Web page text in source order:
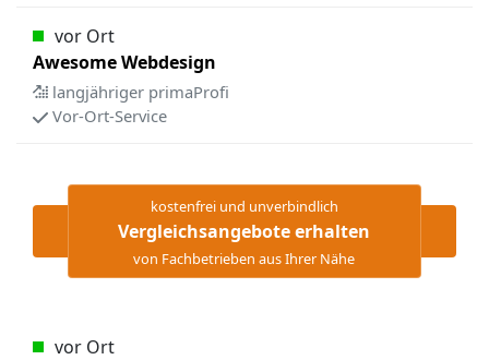
vor Ort
Awesome Webdesign
langjähriger primaProfi
Vor-Ort-Service
kostenfrei und unverbindlich
Vergleichsangebote erhalten
von Fachbetrieben aus Ihrer Nähe
vor Ort